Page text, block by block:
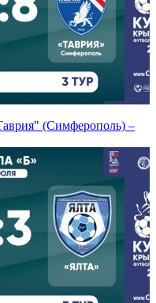
(Симферополь) –